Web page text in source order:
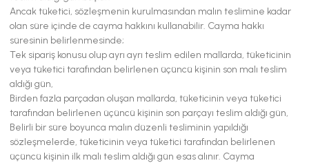
Ancak tüketici, sözleşmenin kurulmasından malın teslimine kadar
olan süre içinde de cayma hakkını kullanabilir. Cayma hakkı
süresinin belirlenmesinde;
Tek sipariş konusu olup ayrı ayrı teslim edilen mallarda, tüketicinin
veya tüketici tarafından belirlenen üçüncü kişinin son malı teslim
aldığı gün,
Birden fazla parçadan oluşan mallarda, tüketicinin veya tüketici
tarafından belirlenen üçüncü kişinin son parçayı teslim aldığı gün,
Belirli bir süre boyunca malın düzenli tesliminin yapıldığı
sözleşmelerde, tüketicinin veya tüketici tarafından belirlenen
üçüncü kişinin ilk malı teslim aldığı gün esas alınır. Cayma